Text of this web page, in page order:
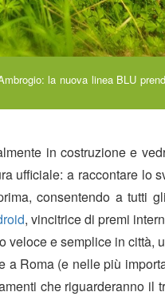
la nuova linea BLU
in costruzione e
ufficiale: a raccontare lo
consentendo a tutti
, vincitrice di premi
veloce e semplice in città,
a Roma (e nelle più
che riguarderanno il